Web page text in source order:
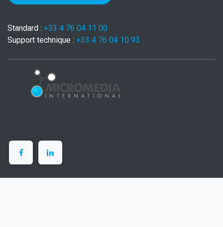
Standard : +33 4 76 04 11 00
Support technique : +33 4 76 04 10 93